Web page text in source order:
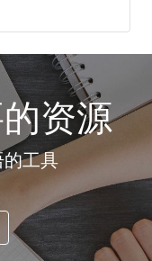
资源
工具